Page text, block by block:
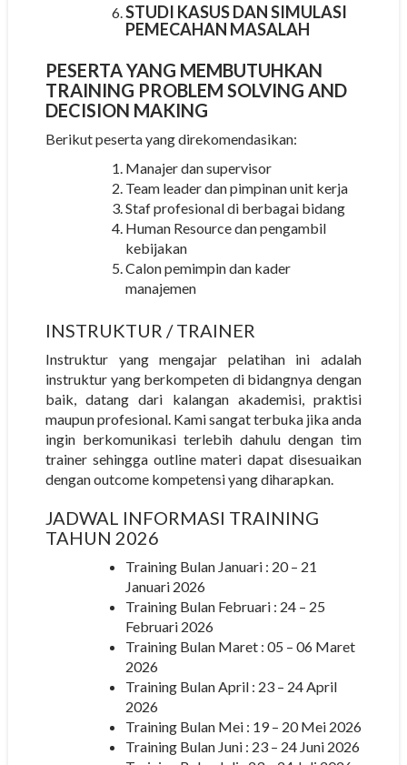
STUDI KASUS DAN SIMULASI
PEMECAHAN MASALAH
PESERTA YANG MEMBUTUHKAN
TRAINING PROBLEM SOLVING AND
DECISION MAKING
Berikut peserta yang direkomendasikan:
Manajer dan supervisor
Team leader dan pimpinan unit kerja
Staf profesional di berbagai bidang
Human Resource dan pengambil
kebijakan
Calon pemimpin dan kader
manajemen
INSTRUKTUR / TRAINER
Instruktur yang mengajar pelatihan ini adalah
instruktur yang berkompeten di bidangnya dengan
baik, datang dari kalangan akademisi, praktisi
maupun profesional. Kami sangat terbuka jika anda
ingin berkomunikasi terlebih dahulu dengan tim
trainer sehingga outline materi dapat disesuaikan
dengan outcome kompetensi yang diharapkan.
JADWAL INFORMASI TRAINING
TAHUN 2026
Training Bulan Januari : 20 – 21
Januari 2026
Training Bulan Februari : 24 – 25
Februari 2026
Training Bulan Maret : 05 – 06 Maret
2026
Training Bulan April : 23 – 24 April
2026
Training Bulan Mei : 19 – 20 Mei 2026
Training Bulan Juni : 23 – 24 Juni 2026